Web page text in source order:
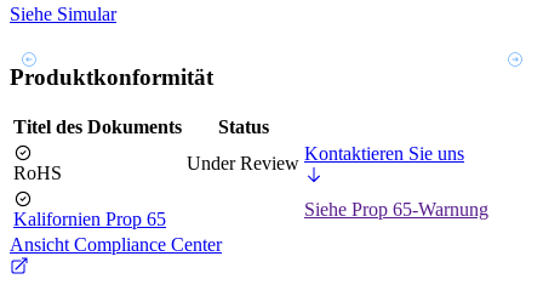
Siehe Simular
Produktkonformität
Titel des Dokuments Status
RoHS Under Review Kontaktieren Sie uns
Kalifornien Prop 65
Siehe Prop 65-Warnung
Ansicht Compliance Center